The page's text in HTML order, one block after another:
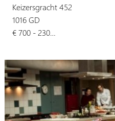
Keizersgracht 452
1016 GD
€ 700 - 230…